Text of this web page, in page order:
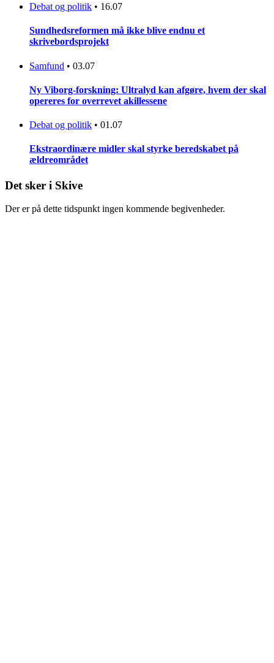
Debat og politik • 16.07
Sundhedsreformen må ikke blive endnu et
skrivebordsprojekt
Samfund • 03.07
Ny Viborg-forskning: Ultralyd kan afgøre, hvem der skal
opereres for overrevet akillessene
Debat og politik • 01.07
Ekstraordinære midler skal styrke beredskabet på
ældreområdet
Det sker i Skive
Der er på dette tidspunkt ingen kommende begivenheder.